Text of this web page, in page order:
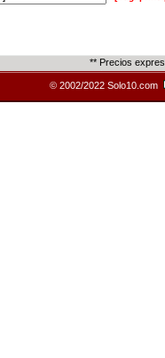
** Precios
© 2002/2022 Solo10.com